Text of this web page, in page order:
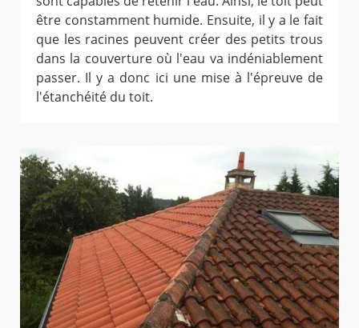
être constamment humide. Ensuite, il y a le fait
que les racines peuvent créer des petits trous
dans la couverture où l'eau va indéniablement
passer. Il y a donc ici une mise à l'épreuve de
l'étanchéité du toit.